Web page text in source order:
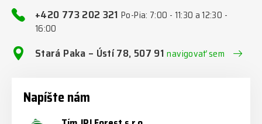
+420 773 202 321Po-Pia: 7:00 - 11:30 a 12:30 -
16:00
Stará Paka – Ústí 78, 507 91navigovať sem
Napíšte nám